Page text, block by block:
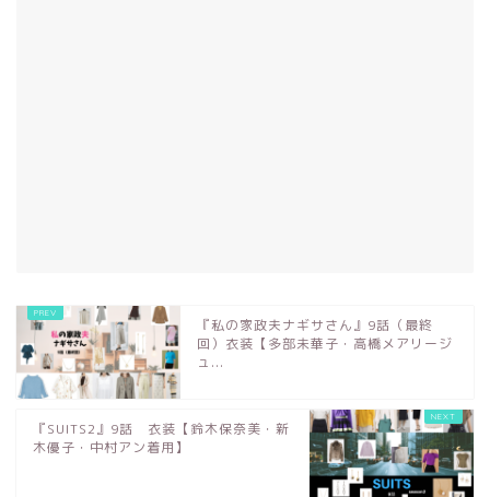
『私の家政夫ナギサさん』9話（最終
回）衣装【多部未華子・高橋メアリージ
ュ...
『SUITS2』9話 衣装【鈴木保奈美・新
木優子・中村アン着用】